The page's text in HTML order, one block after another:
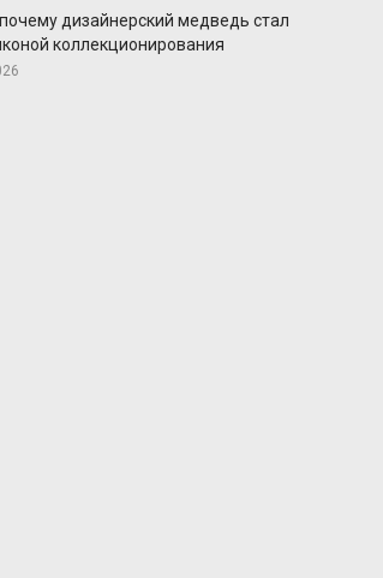
дизайнерский медведь стал
коллекционирования